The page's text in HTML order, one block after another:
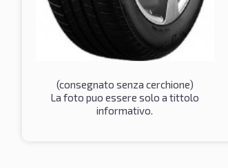
(consegnato senza cerchione)
La foto puo essere solo a tittolo
informativo.